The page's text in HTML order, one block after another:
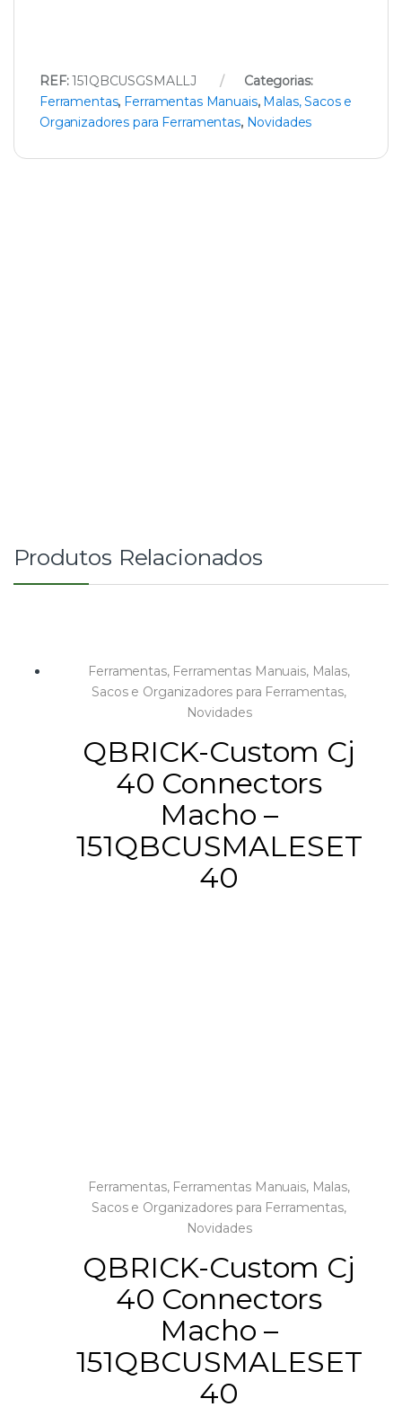
REF:151QBCUSGSMALLJ
Categorias:
Ferramentas, Ferramentas Manuais, Malas, Sacos e
Organizadores para Ferramentas, Novidades
Produtos Relacionados
Ferramentas, Ferramentas Manuais, Malas,
Sacos e Organizadores para Ferramentas,
Novidades
QBRICK-Custom Cj
40 Connectors
Macho –
151QBCUSMALESET
40
Ferramentas, Ferramentas Manuais, Malas,
Sacos e Organizadores para Ferramentas,
Novidades
QBRICK-Custom Cj
40 Connectors
Macho –
151QBCUSMALESET
40